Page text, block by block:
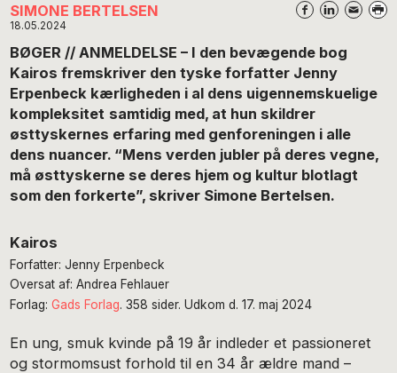
SIMONE BERTELSEN
18.05.2024
BØGER // ANMELDELSE – I den bevægende bog
Kairos fremskriver den tyske forfatter Jenny
Erpenbeck kærligheden i al dens uigennemskuelige
kompleksitet samtidig med, at hun skildrer
østtyskernes erfaring med genforeningen i alle
dens nuancer. “Mens verden jubler på deres vegne,
må østtyskerne se deres hjem og kultur blotlagt
som den forkerte”, skriver Simone Bertelsen.
Kairos
Forfatter: Jenny Erpenbeck
Oversat af: Andrea Fehlauer
Forlag:Gads Forlag. 358 sider. Udkom d. 17. maj 2024
En ung, smuk kvinde på 19 år indleder et passioneret
og stormomsust forhold til en 34 år ældre mand –